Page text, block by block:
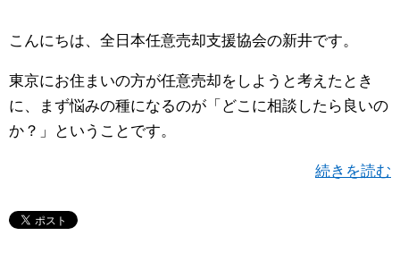
こんにちは、全日本任意売却支援協会の新井です。
東京にお住まいの方が任意売却をしようと考えたとき
に、まず悩みの種になるのが「どこに相談したら良いの
か？」ということです。
続きを読む